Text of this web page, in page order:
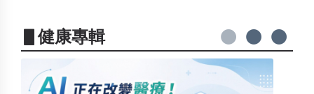
▋健康專輯